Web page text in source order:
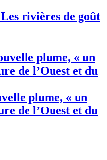
Les rivières de goût
plume, « un
de l’Ouest et du